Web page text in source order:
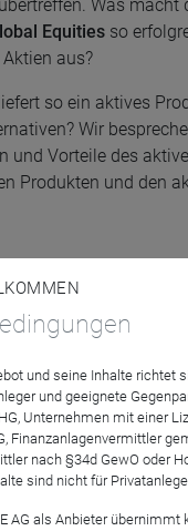
Was macht
Equities so
aus?
so ein aktives
Wir
und Vorteile des
Produkten und den
und seine Inhalte richtet
und geeignete
Unternehmen mit einer
Finanzanlagenvermittler
nach §34d GewO oder
sind nicht für
AG als Anbieter übernimmt